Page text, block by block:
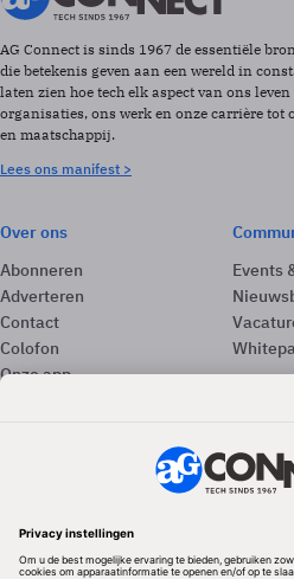
AG Connect is sinds 1967 de essentiële
die betekenis geven aan een wereld in
laten zien hoe tech elk aspect van ons
organisaties, ons werk en onze carrière tot
en maatschappij.
Lees ons manifest >
Over ons
Abonneren
Adverteren
Contact
Colofon
Onze app
Events
Redactionele partner